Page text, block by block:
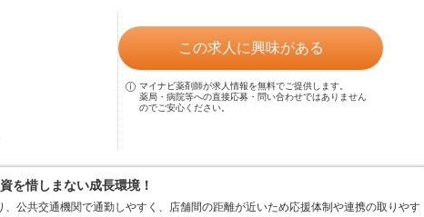
この求人に興味がある
マイナビ薬剤師が求人情報を無料でご提供します。
薬局・病院等への直接応募・問い合わせではありません
のでご安心ください。
を惜しまない成長環境！
公共交通機関で通勤しやすく、店舗間の距離が近いため応援体制や連携の取りやす